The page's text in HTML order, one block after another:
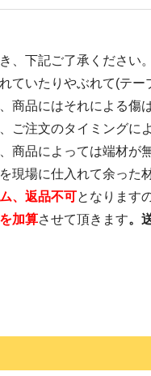
、下記ご了承ください。
ていたりやぶれて(テー
商品にはそれによる傷
ご注文のタイミングに
商品によっては端材が
現場に仕入れて余った
、返品不可となります
加算させて頂きます。